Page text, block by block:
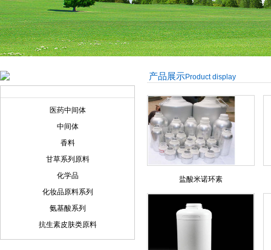
医药中间体
中间体
香料
甘草系列原料
化学品
化妆品原料系列
氨基酸系列
抗生素皮肤类原料
产品展示Product display
盐酸米诺环素